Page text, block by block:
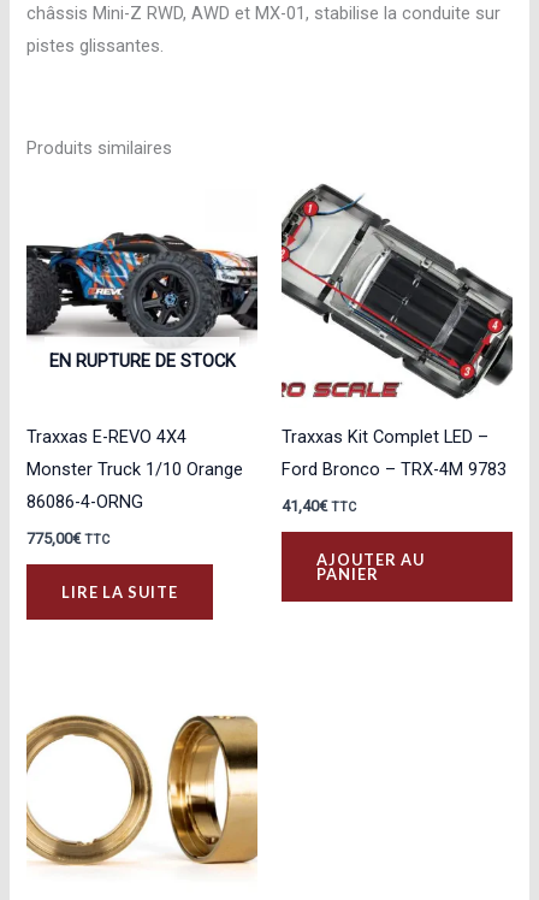
châssis Mini-Z RWD, AWD et MX-01, stabilise la conduite sur
pistes glissantes.
Produits similaires
EN RUPTURE DE STOCK
Traxxas E-REVO 4X4
Monster Truck 1/10 Orange
86086-4-ORNG
775,00€ TTC
LIRE LA SUITE
Traxxas Kit Complet LED –
Ford Bronco – TRX-4M 9783
41,40€ TTC
AJOUTER AU
PANIER